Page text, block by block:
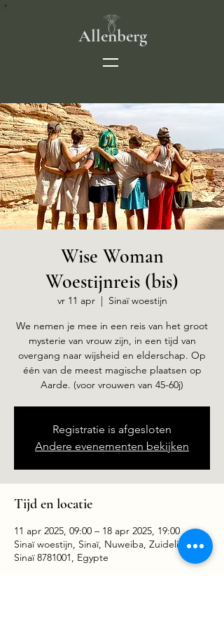
Allenberg
Wise Woman
Woestijnreis (bis)
vr 11 apr
  |
Sinaï woestijn
We nemen je mee in een reis van het groot
mysterie van vrouw zijn, in een tijd van
overgang naar wijsheid en elderschap. Op
één van de meest magische plaatsen op
Aarde. (voor vrouwen van 45-60j)
Registratie is afgesloten
Andere evenementen bekijken
Tijd en locatie
11 apr 2025, 09:00 – 18 apr 2025, 19:00
Sinaï woestijn, Sinaï, Nuweiba, Zuidelijke
Sinaï 8781001, Egypte